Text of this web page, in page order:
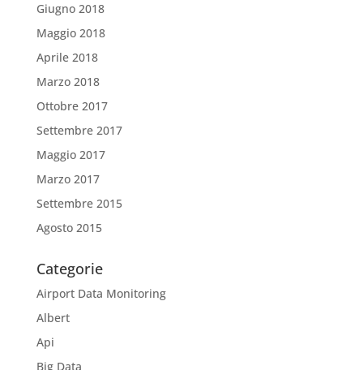
Giugno 2018
Maggio 2018
Aprile 2018
Marzo 2018
Ottobre 2017
Settembre 2017
Maggio 2017
Marzo 2017
Settembre 2015
Agosto 2015
Categorie
Airport Data Monitoring
Albert
Api
Big Data